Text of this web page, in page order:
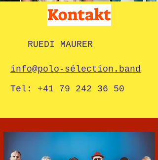
Kontakt
RUEDI MAURER
info@polo-sélection.band
Tel: +41 79 242 36 50